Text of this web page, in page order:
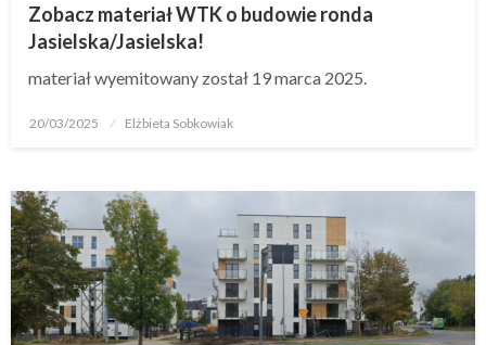
Zobacz materiał WTK o budowie ronda
Jasielska/Jasielska!
materiał wyemitowany został 19 marca 2025.
20/03/2025 Elżbieta Sobkowiak